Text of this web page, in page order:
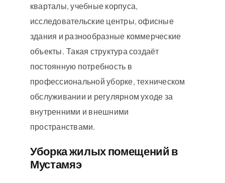
кварталы, учебные корпуса,
исследовательские центры, офисные
здания и разнообразные коммерческие
объекты. Такая структура создаёт
постоянную потребность в
профессиональной уборке, техническом
обслуживании и регулярном уходе за
внутренними и внешними
пространствами.
Уборка жилых помещений в
Мустамяэ